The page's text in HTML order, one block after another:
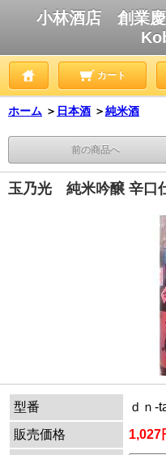
小林酒店 創業
カート
ホーム ＞ 日本酒 ＞純米酒
前の商品へ
玉乃光 純米吟醸 辛
型番
ｄｎ-
販売価格
1,027